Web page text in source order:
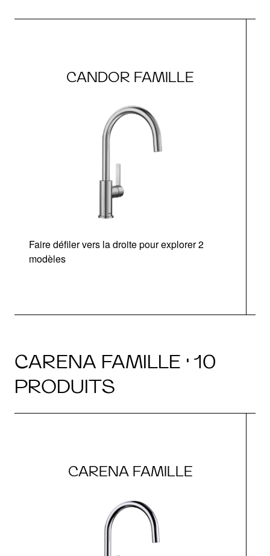
CANDOR FAMILLE
Faire défiler vers la droite pour explorer 2
modèles
CARENA FAMILLE · 10
PRODUITS
CARENA FAMILLE